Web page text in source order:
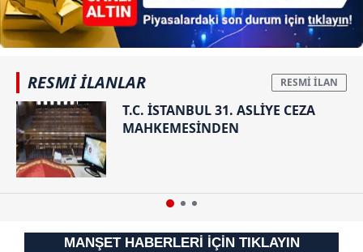
RESMİ İLANLAR
T.C. İSTANBUL 31. ASLİYE CEZA
MAHKEMESİNDEN
MANŞET HABERLERİ İÇİN TIKLAYIN